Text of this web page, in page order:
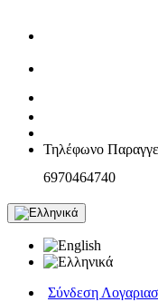
Τηλέφωνο
6970464740
Σύνδεση